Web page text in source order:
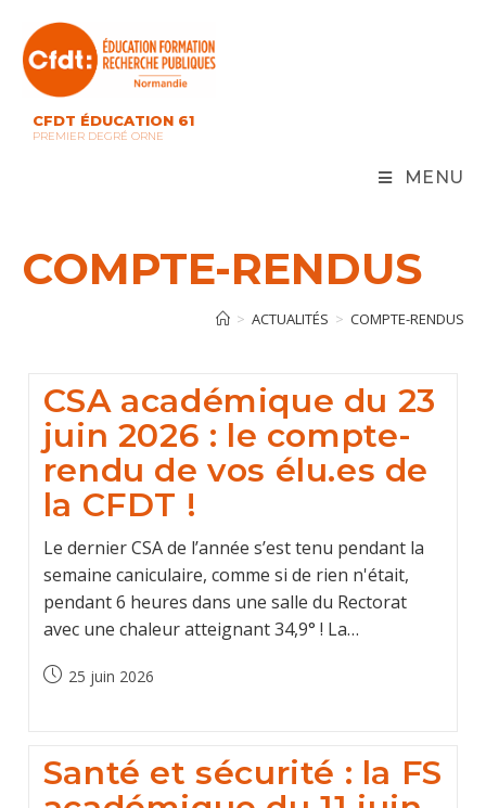
content
CFDT ÉDUCATION 61
PREMIER DEGRÉ ORNE
MENU
COMPTE-RENDUS
> ACTUALITÉS > COMPTE-RENDUS
CSA académique du 23
juin 2026 : le compte-
rendu de vos élu.es de
la CFDT !
Le dernier CSA de l’année s’est tenu pendant la
semaine caniculaire, comme si de rien n'était,
pendant 6 heures dans une salle du Rectorat
avec une chaleur atteignant 34,9° ! La…
Post25 juin 2026
Santé et sécurité : la FS